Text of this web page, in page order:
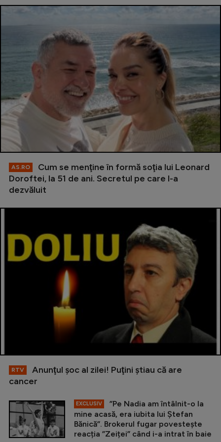
AS.RO
Cum se menţine în formă soţia lui Leonard
Doroftei, la 51 de ani. Secretul pe care l-a
dezvăluit
RTV
Anunţul şoc al zilei! Puţini ştiau că are
cancer
EXCLUSIV
”Pe Nadia am întâlnit-o la
mine acasă, era iubita lui Ștefan
Bănică”. Brokerul fugar povestește
reacția ”Zeiței” când i-a intrat în baie